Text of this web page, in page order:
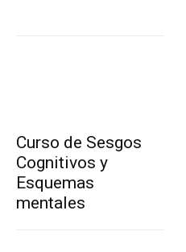
Curso de Sesgos
Cognitivos y
Esquemas
mentales